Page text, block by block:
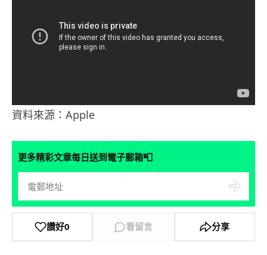
資料來源：Apple
更多精彩文章每日送到電子郵箱📮
讚好0 看留言 分享